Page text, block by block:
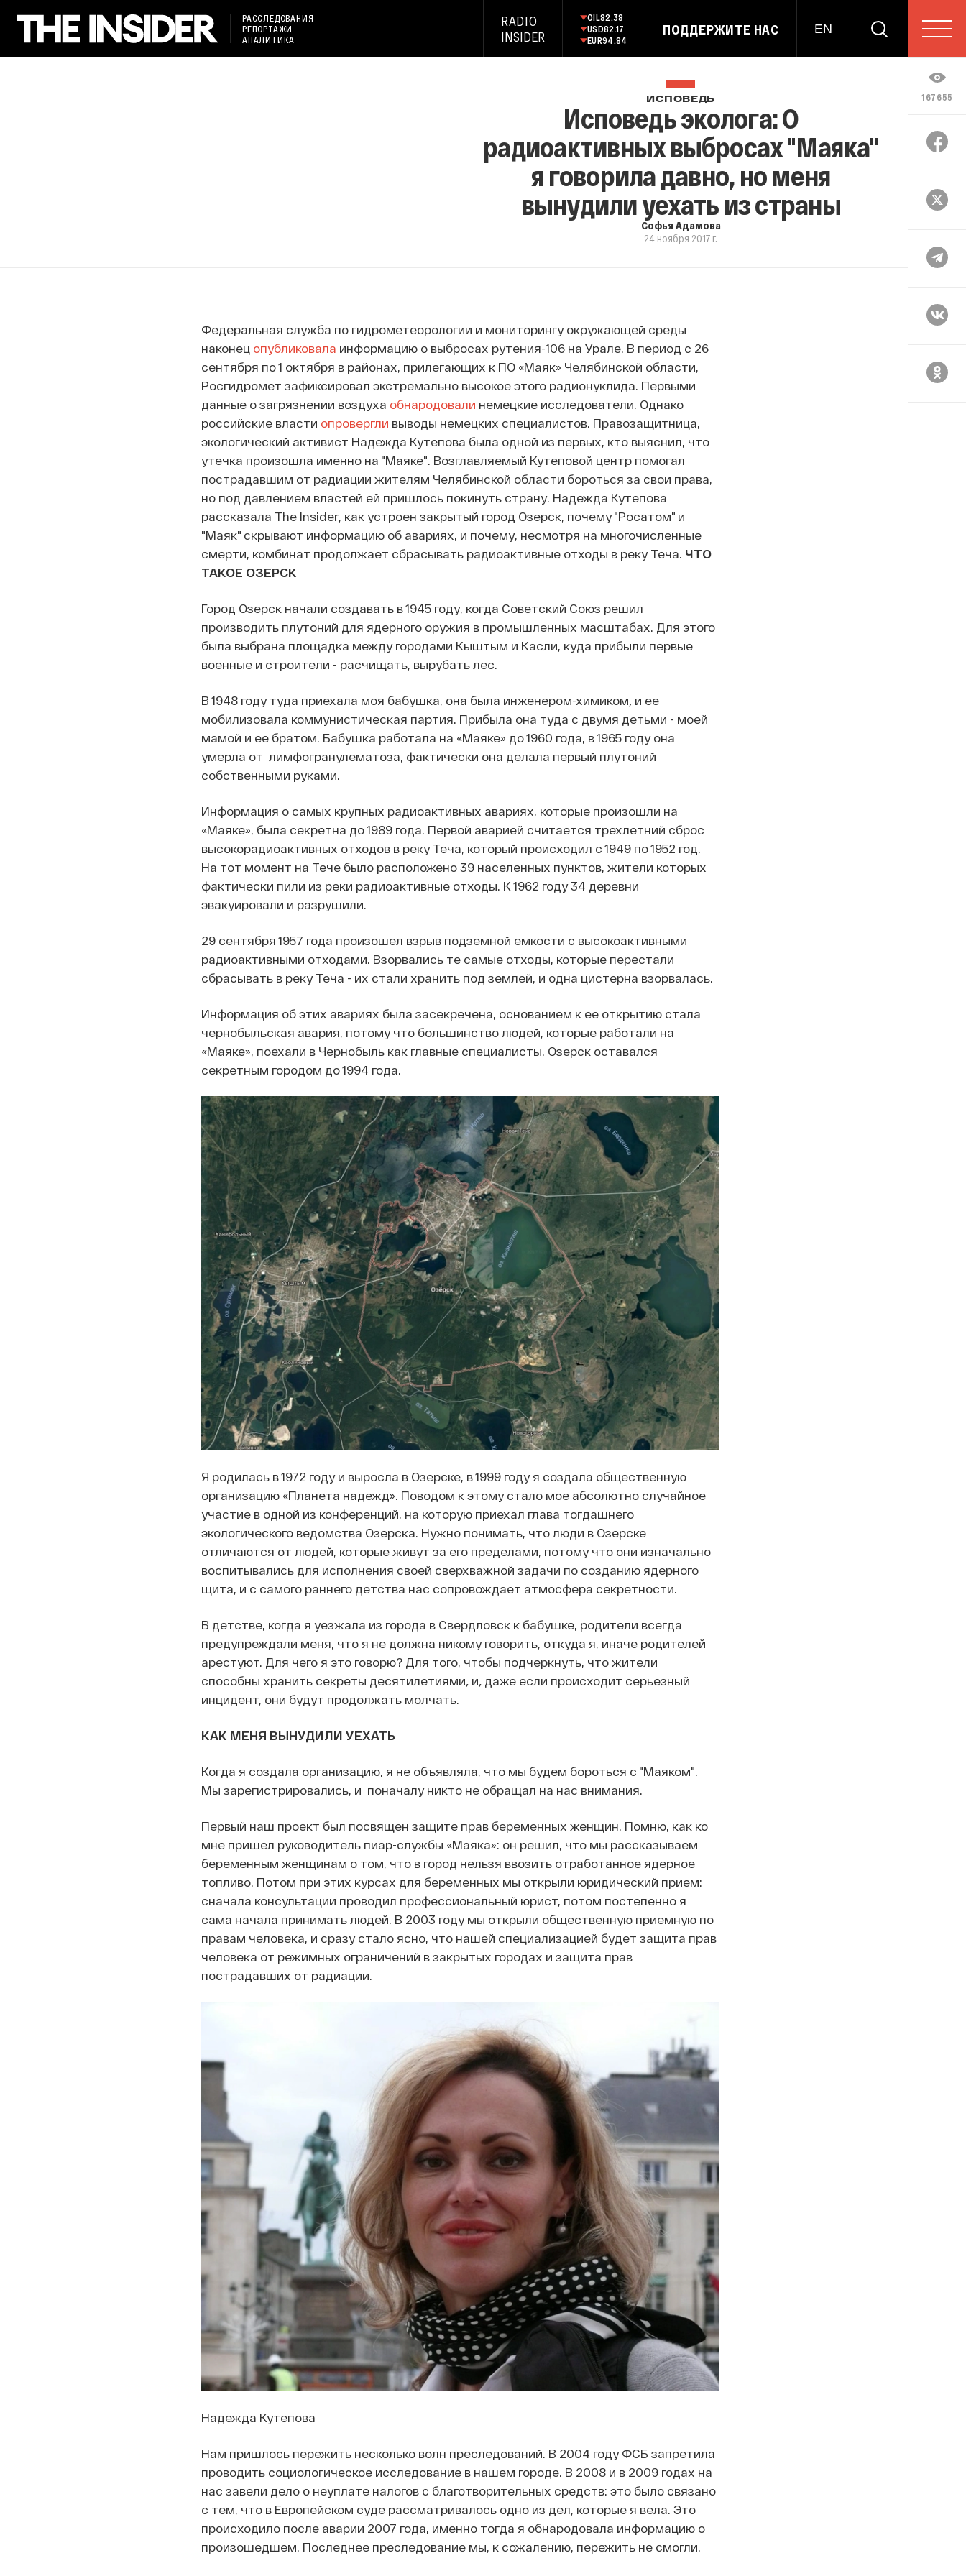
РАССЛЕДОВАНИЯ
РЕПОРТАЖИ
АНАЛИТИКА
RADIO
INSIDER
OIL82.38
USD82.17
EUR94.84
ПОДДЕРЖИТЕ НАС EN
167655
ИСПОВЕДЬ
Исповедь эколога: О
радиоактивных выбросах "Маяка"
я говорила давно, но меня
вынудили уехать из страны
Софья Адамова
24 ноября 2017 г.
Федеральная служба по гидрометеорологии и мониторингу окружающей среды
наконец опубликовала информацию о выбросах рутения-106 на Урале. В период с 26
сентября по 1 октября в районах, прилегающих к ПО «Маяк» Челябинской области,
Росгидромет зафиксировал экстремально высокое этого радионуклида. Первыми
данные о загрязнении воздуха обнародовали немецкие исследователи. Однако
российские власти опровергли выводы немецких специалистов. Правозащитница,
экологический активист Надежда Кутепова была одной из первых, кто выяснил, что
утечка произошла именно на "Маяке". Возглавляемый Кутеповой центр помогал
пострадавшим от радиации жителям Челябинской области бороться за свои права,
но под давлением властей ей пришлось покинуть страну. Надежда Кутепова
рассказала The Insider, как устроен закрытый город Озерск, почему "Росатом" и
"Маяк" скрывают информацию об авариях, и почему, несмотря на многочисленные
смерти, комбинат продолжает сбрасывать радиоактивные отходы в реку Теча. ЧТО
ТАКОЕ ОЗЕРСК
Город Озерск начали создавать в 1945 году, когда Советский Союз решил
производить плутоний для ядерного оружия в промышленных масштабах. Для этого
была выбрана площадка между городами Кыштым и Касли, куда прибыли первые
военные и строители - расчищать, вырубать лес.
В 1948 году туда приехала моя бабушка, она была инженером-химиком, и ее
мобилизовала коммунистическая партия. Прибыла она туда с двумя детьми - моей
мамой и ее братом. Бабушка работала на «Маяке» до 1960 года, в 1965 году она
умерла от лимфогранулематоза, фактически она делала первый плутоний
собственными руками.
Информация о самых крупных радиоактивных авариях, которые произошли на
«Маяке», была секретна до 1989 года. Первой аварией считается трехлетний сброс
высокорадиоактивных отходов в реку Теча, который происходил с 1949 по 1952 год.
На тот момент на Тече было расположено 39 населенных пунктов, жители которых
фактически пили из реки радиоактивные отходы. К 1962 году 34 деревни
эвакуировали и разрушили.
29 сентября 1957 года произошел взрыв подземной емкости с высокоактивными
радиоактивными отходами. Взорвались те самые отходы, которые перестали
сбрасывать в реку Теча - их стали хранить под землей, и одна цистерна взорвалась.
Информация об этих авариях была засекречена, основанием к ее открытию стала
чернобыльская авария, потому что большинство людей, которые работали на
«Маяке», поехали в Чернобыль как главные специалисты. Озерск оставался
секретным городом до 1994 года.
Я родилась в 1972 году и выросла в Озерске, в 1999 году я создала общественную
организацию «Планета надежд». Поводом к этому стало мое абсолютно случайное
участие в одной из конференций, на которую приехал глава тогдашнего
экологического ведомства Озерска. Нужно понимать, что люди в Озерске
отличаются от людей, которые живут за его пределами, потому что они изначально
воспитывались для исполнения своей сверхважной задачи по созданию ядерного
щита, и с самого раннего детства нас сопровождает атмосфера секретности.
В детстве, когда я уезжала из города в Свердловск к бабушке, родители всегда
предупреждали меня, что я не должна никому говорить, откуда я, иначе родителей
арестуют. Для чего я это говорю? Для того, чтобы подчеркнуть, что жители
способны хранить секреты десятилетиями,и,даже если происходит серьезный
инцидент, они будут продолжать молчать.
КАК МЕНЯ ВЫНУДИЛИ УЕХАТЬ
Когда я создала организацию, я не объявляла, что мы будем бороться с "Маяком".
Мы зарегистрировались, и поначалу никто не обращал на нас внимания.
Первый наш проект был посвящен защите прав беременных женщин. Помню, как ко
мне пришел руководитель пиар-службы «Маяка»: он решил, что мы рассказываем
беременным женщинам о том, что в город нельзя ввозить отработанное ядерное
топливо. Потом при этих курсах для беременных мы открыли юридический прием:
сначала консультации проводил профессиональный юрист, потом постепенно я
сама начала принимать людей. В 2003 году мы открыли общественную приемную по
правам человека, и сразу стало ясно, что нашей специализацией будет защита прав
человека от режимных ограничений в закрытых городах и защита прав
пострадавших от радиации.
Надежда Кутепова
Нам пришлось пережить несколько волн преследований. В 2004 году ФСБ запретила
проводить социологическое исследование в нашем городе. В 2008 и в 2009 годах на
нас завели дело о неуплате налогов с благотворительных средств: это было связано
с тем, что в Европейском суде рассматривалось одно из дел, которые я вела. Это
происходило после аварии 2007 года, именно тогда я обнародовала информацию о
произошедшем. Последнее преследование мы, к сожалению, пережить не смогли.